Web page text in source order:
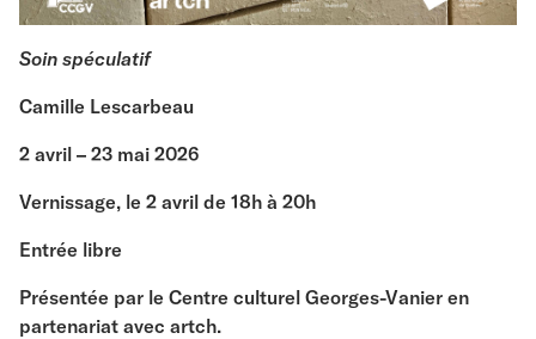
Soin spéculatif
Camille Lescarbeau
2 avril – 23 mai 2026
Vernissage, le 2 avril de 18h à 20h
Entrée libre
Présentée par le Centre culturel Georges-Vanier en
partenariat avec artch.